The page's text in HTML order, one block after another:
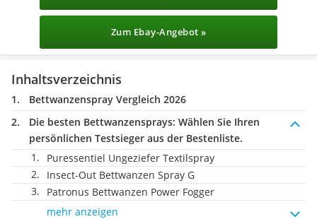
Zum Ebay-Angebot »
Inhaltsverzeichnis
Bettwanzenspray Vergleich 2026
Die besten Bettwanzensprays: Wählen Sie Ihren
persönlichen Testsieger aus der Bestenliste.
Puressentiel Ungeziefer Textilspray
Insect-Out Bettwanzen Spray G
Patronus Bettwanzen Power Fogger
mehr anzeigen